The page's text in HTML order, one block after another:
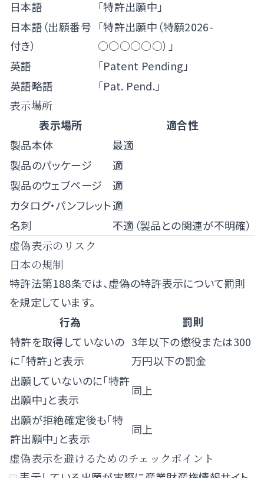
日本語
「特許出願中」
日本語（出願番号
付き）
「特許出願中（特願2026-
○○○○○○）」
英語
「Patent Pending」
英語略語
「Pat. Pend.」
表示場所
表示場所
適合性
製品本体
最適
製品のパッケージ
適
製品のウェブページ
適
カタログ・パンフレット適
名刺
不適（製品との関連が不明確）
虚偽表示のリスク
日本の規制
特許法第188条では、虚偽の特許表示について罰則
を規定しています。
行為
罰則
特許を取得していないの
に「特許」と表示
3年以下の懲役または300
万円以下の罰金
出願していないのに「特許
出願中」と表示
同上
出願が拒絶確定後も「特
許出願中」と表示
同上
虚偽表示を避けるためのチェックポイント